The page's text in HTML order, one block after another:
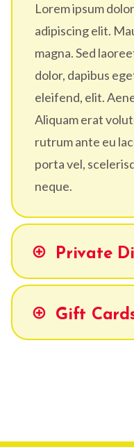
Lorem ipsum
adipiscing elit.
magna. Sed
dolor, dapibus
eleifend, elit.
Aliquam erat
rutrum ante eu
porta vel,
neque.
Private
Gift